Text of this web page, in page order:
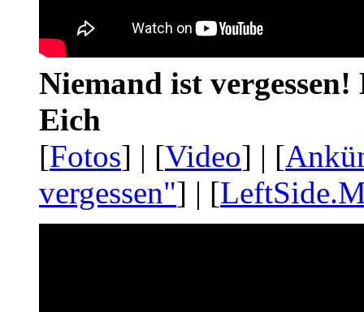
Niemand ist
Eich
[Fotos] | [Video] | [
vergessen"] | [